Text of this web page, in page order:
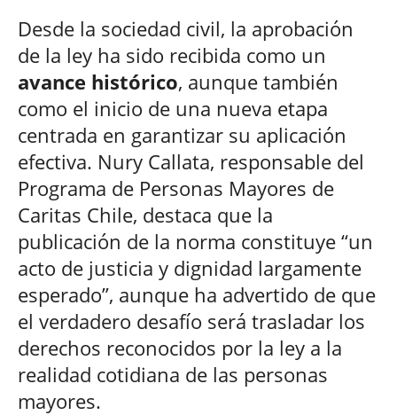
Desde la sociedad civil, la aprobación
de la ley ha sido recibida como un
avance histórico, aunque también
como el inicio de una nueva etapa
centrada en garantizar su aplicación
efectiva. Nury Callata, responsable del
Programa de Personas Mayores de
Caritas Chile, destaca que la
publicación de la norma constituye “un
acto de justicia y dignidad largamente
esperado”, aunque ha advertido de que
el verdadero desafío será trasladar los
derechos reconocidos por la ley a la
realidad cotidiana de las personas
mayores.